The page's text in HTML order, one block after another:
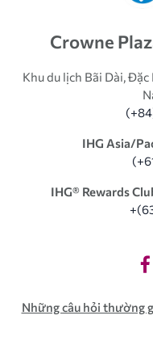
Crowne
Khu du lịch Bãi Dài,
IHG Asia/
IHG®️ Rewards
Những câu hỏi thường